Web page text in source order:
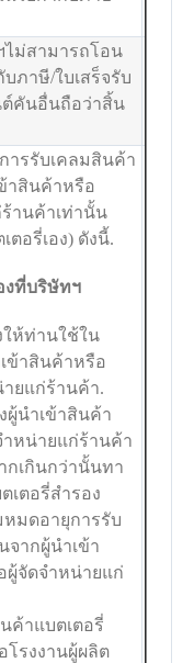
ไม่สามารถโอน
ภาษี/ใบเสร็จรับ
ต์คันอื่นถือว่าสิ้น
ารรับเคลมสินค้า
ข้าสินค้าหรือ
านค้าเท่านั้น
อรี่เอง) ดังนี้.
งที่บริษัทฯ
ให้ท่านใช้ใน
ข้าสินค้าหรือ
ยแก่ร้านค้า.
ผู้นำเข้าสินค้า
ำหน่ายแก่ร้านค้า
กเกินกว่านั้นทา
เตอรี่สำรอง
หมดอายุการรับ
จากผู้นำเข้า
ผู้จัดจำหน่ายแก่
ค้าแบตเตอรี่
โรงงานผู้ผลิต